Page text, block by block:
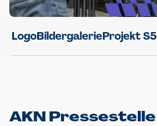
LogoBildergalerieProjekt S5
AKN Pressestelle